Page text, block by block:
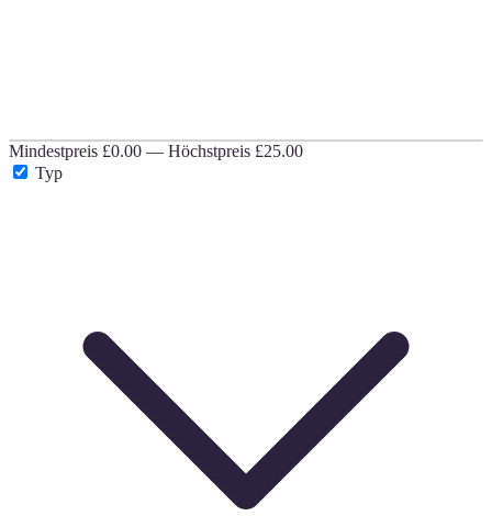
Mindestpreis £0.00 — Höchstpreis £25.00
Typ